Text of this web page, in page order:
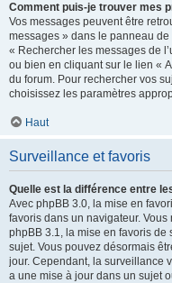
Comment puis-je trouver mes
Vos messages peuvent être
messages » dans le panneau
« Rechercher les messages de
ou bien en cliquant sur le lien «
du forum. Pour rechercher vos
choisissez les paramètres
Haut
Surveillance et favoris
Quelle est la différence entre
Avec phpBB 3.0, la mise en
favoris dans un navigateur.
phpBB 3.1, la mise en favoris de
sujet. Vous pouvez désormais
jour. Cependant, la surveillance
a une mise à jour dans un sujet